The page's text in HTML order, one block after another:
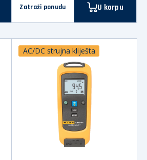
Zatraži ponudu U korpu
AC/DC strujna kliješta